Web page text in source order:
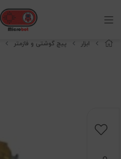
ابزار پیچ گوشتی و فازمتر